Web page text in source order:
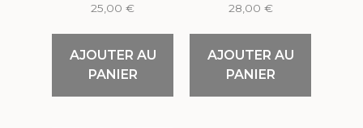
25,00 €
AJOUTER AU
PANIER
28,00 €
AJOUTER AU
PANIER